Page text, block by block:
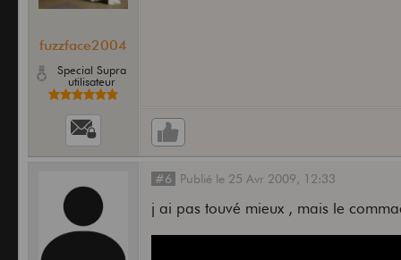
fuzzface2004
Special Supra
utilisateur
#6 Publié le 25 Avr 2009, 12:33
j ai pas touvé mieux , mais le